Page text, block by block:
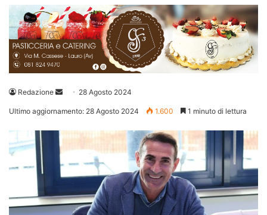
Redazione
Invia 28 Agosto 2024
Ultimo aggiornamento: 28 Agosto 2024 1.600 1 minuto di lettura